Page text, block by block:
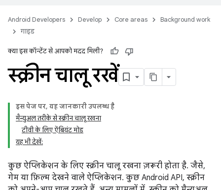
Android Developers Develop Core areas
Background work
गाइड
क्या इस कॉन्टेंट से आपको मदद मिली?
स्क्रीन चालू रखें
इस पेज पर, यह जानकारी उपलब्ध है
मैन्युअल तरीके से स्क्रीन चालू रखना
टीवी के लिए ऐंबियंट मोड
यह भी देखें:
कुछ ऐप्लिकेशन के लिए स्क्रीन चालू रखना ज़रूरी होता है. जैसे,
गेम या फ़िल्म देखने वाले ऐप्लिकेशन. कुछ Android API, स्क्रीन